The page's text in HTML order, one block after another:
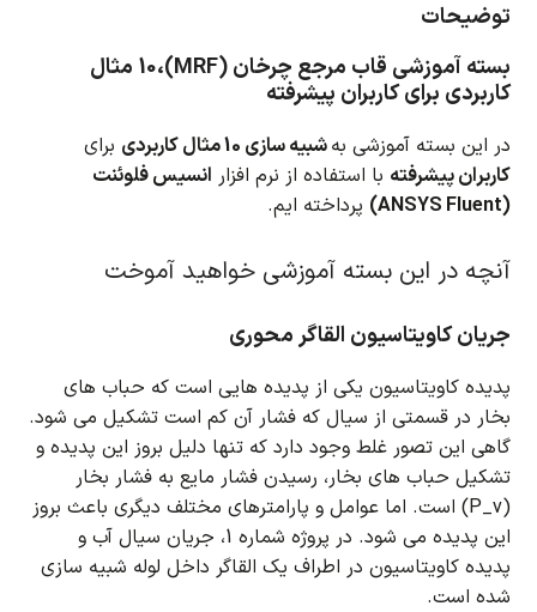
توضیحات
بسته آموزشی قاب مرجع چرخان (MRF)،10 مثال
کاربردی برای کاربران پیشرفته
در این بسته آموزشی بهشبیه سازی 10 مثال کاربردی
برای
کاربران پیشرفته با استفاده از نرم افزار انسیس فلوئنت
(ANSYS Fluent)
پرداخته ایم.
آنچه در این بسته آموزشی خواهید آموخت
جریان کاویتاسیون القاگر محوری
پدیده کاویتاسیون یکی از پدیده هایی است که حباب های
بخار در قسمتی از سیال که فشار آن کم است تشکیل می شود.
گاهی این تصور غلط وجود دارد که تنها دلیل بروز این پدیده و
تشکیل حباب های بخار، رسیدن فشار مایع به فشار بخار
(P_v) است.
اما عوامل و پارامترهای مختلف دیگری باعث بروز
این پدیده می شود.
در پروژه شماره 1، جریان سیال آب و
پدیده کاویتاسیون در اطراف یک القاگر داخل لوله شبیه سازی
شده است.